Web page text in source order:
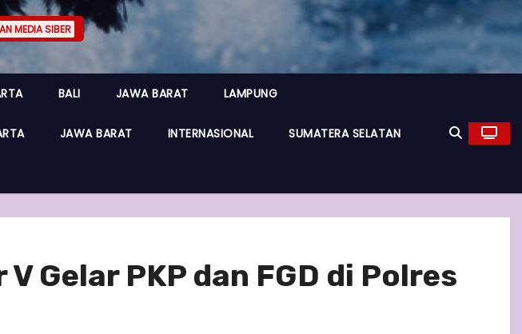
MEDIA SIBER
BALI JAWA BARAT LAMPUNG
JAWA BARAT INTERNASIONAL SUMATERA SELATAN
Gelar PKP dan FGD di Polres